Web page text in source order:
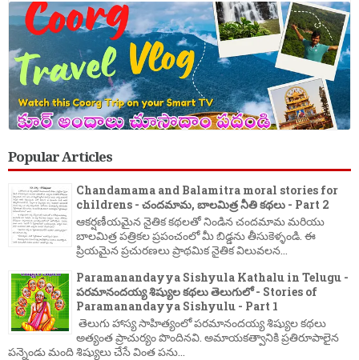
Popular Articles
Chandamama and Balamitra moral stories for
childrens - చందమామ, బాలమిత్ర నీతి కథలు - Part 2
ఆకర్షణీయమైన నైతిక కథలతో నిండిన చందమామ మరియు
బాలమిత్ర పత్రికల ప్రపంచంలో మీ బిడ్డను తీసుకెళ్ళండి. ఈ
ప్రియమైన ప్రచురణలు ప్రాథమిక నైతిక విలువలన...
Paramanandayya Sishyula Kathalu in Telugu -
పరమానందయ్య శిష్యుల కథలు తెలుగులో - Stories of
Paramanandayya Sishyulu - Part 1
తెలుగు హాస్య సాహిత్యంలో పరమానందయ్య శిష్యుల కథలు
అత్యంత ప్రాచుర్యం పొందినవి. అమాయకత్వానికి ప్రతిరూపాలైన
పన్నెండు మంది శిష్యులు చేసే వింత పను...